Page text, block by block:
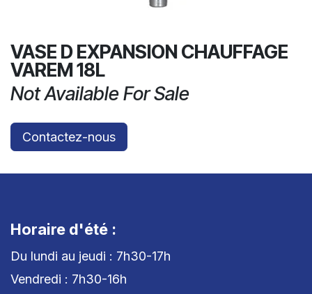
VASE D EXPANSION CHAUFFAGE
VAREM 18L
Not Available For Sale
Contactez-nous
Horaire d'été :
Du lundi au jeudi : 7h30-17h
Vendredi : 7h30-16h